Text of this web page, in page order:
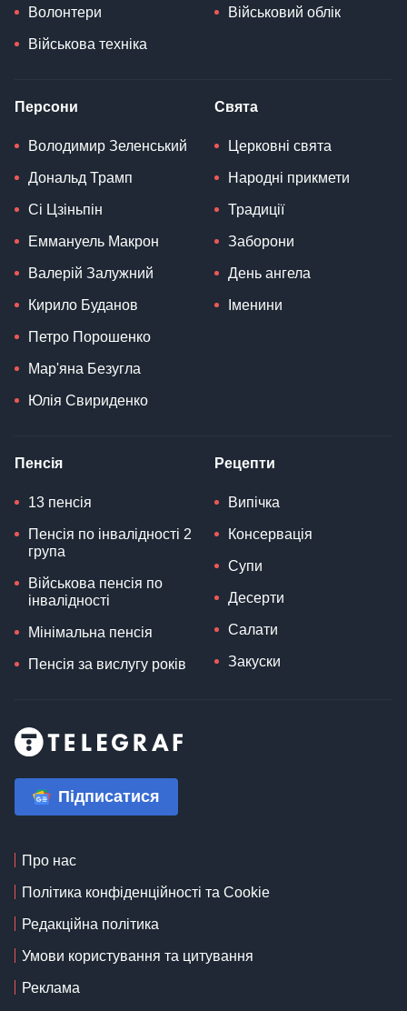
Волонтери
Військова техніка
Військовий облік
Персони
Володимир Зеленський
Дональд Трамп
Сі Цзіньпін
Еммануель Макрон
Валерій Залужний
Кирило Буданов
Петро Порошенко
Мар'яна Безугла
Юлія Свириденко
Свята
Церковні свята
Народні прикмети
Традиції
Заборони
День ангела
Іменини
Пенсія
13 пенсія
Пенсія по інвалідності 2
група
Військова пенсія по
інвалідності
Мінімальна пенсія
Пенсія за вислугу років
Рецепти
Випічка
Консервація
Супи
Десерти
Салати
Закуски
Підписатися
Про нас
Політика конфіденційності та Cookie
Редакційна політика
Умови користування та цитування
Реклама